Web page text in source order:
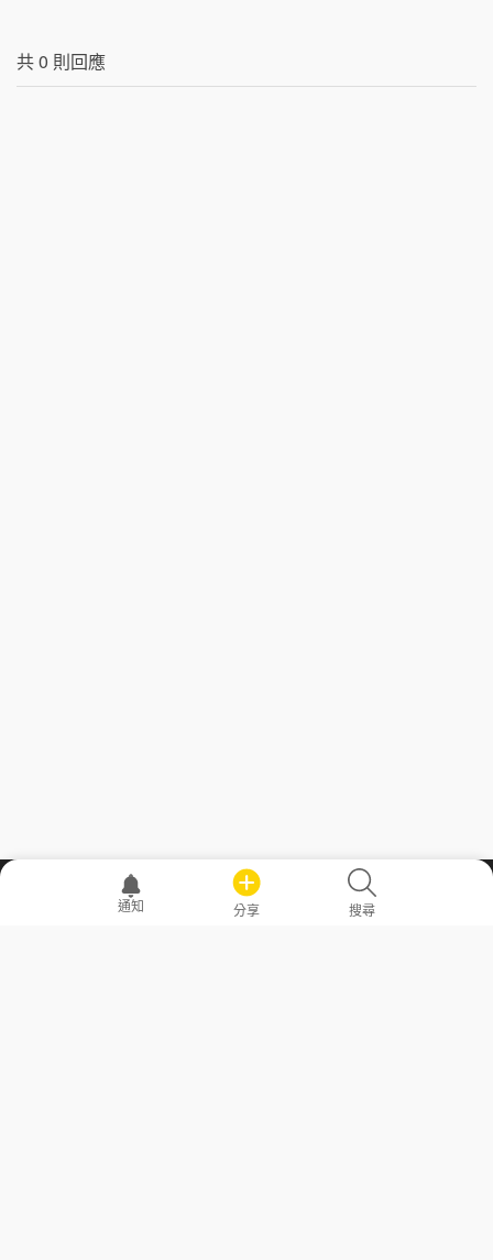
共0 則回應
職場透明化運動
通知 分享 搜尋